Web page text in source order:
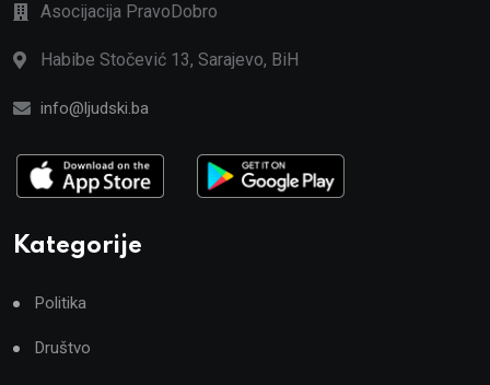
Asocijacija PravoDobro
Habibe Stočević 13, Sarajevo, BiH
info@ljudski.ba
Kategorije
Politika
Društvo